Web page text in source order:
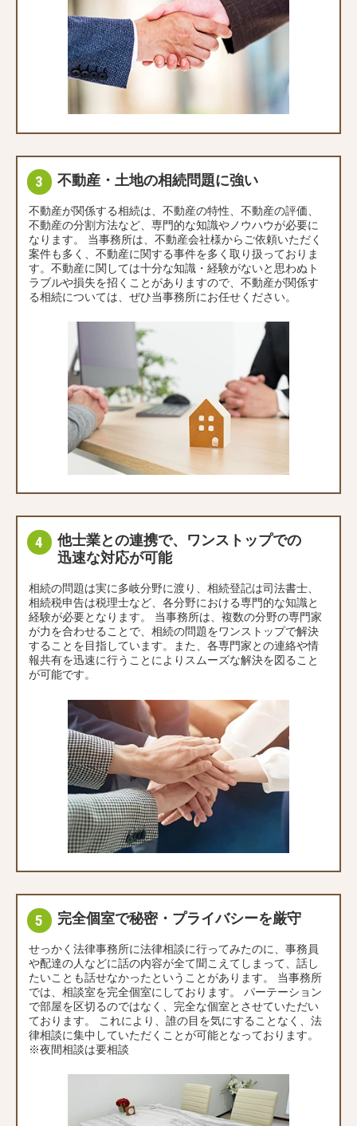
不動産・土地の相続問題に強い
不動産が関係する相続は、不動産の特性、不動産の評価、
不動産の分割方法など、専門的な知識やノウハウが必要に
なります。 当事務所は、不動産会社様からご依頼いただく
案件も多く、不動産に関する事件を多く取り扱っておりま
す。不動産に関しては十分な知識・経験がないと思わぬト
ラブルや損失を招くことがありますので、不動産が関係す
る相続については、ぜひ当事務所にお任せください。
他士業との連携で、ワンストップでの
迅速な対応が可能
相続の問題は実に多岐分野に渡り、相続登記は司法書士、
相続税申告は税理士など、各分野における専門的な知識と
経験が必要となります。 当事務所は、複数の分野の専門家
が力を合わせることで、相続の問題をワンストップで解決
することを目指しています。また、各専門家との連絡や情
報共有を迅速に行うことによりスムーズな解決を図ること
が可能です。
完全個室で秘密・プライバシーを厳守
せっかく法律事務所に法律相談に行ってみたのに、事務員
や配達の人などに話の内容が全て聞こえてしまって、話し
たいことも話せなかったということがあります。 当事務所
では、相談室を完全個室にしております。 パーテーション
で部屋を区切るのではなく、完全な個室とさせていただい
ております。 これにより、誰の目を気にすることなく、法
律相談に集中していただくことが可能となっております。
※夜間相談は要相談